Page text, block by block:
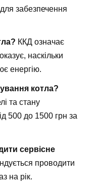
забезпечення
ККД означає
наскільки
енергію.
котла?
та стану
500 до 1500 грн за
сервісне
проводити
на рік.